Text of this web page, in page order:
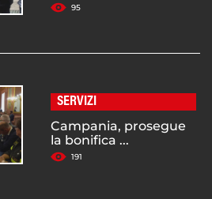
95
SERVIZI
Campania, prosegue
la bonifica ...
191